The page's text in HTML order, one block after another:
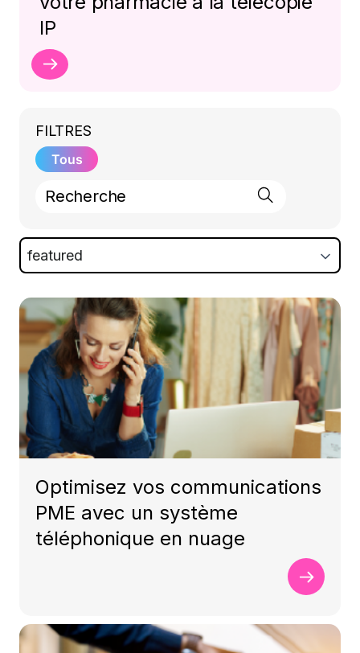
IP
FILTRES
Tous
featured
Optimisez vos communications
PME avec un système
téléphonique en nuage